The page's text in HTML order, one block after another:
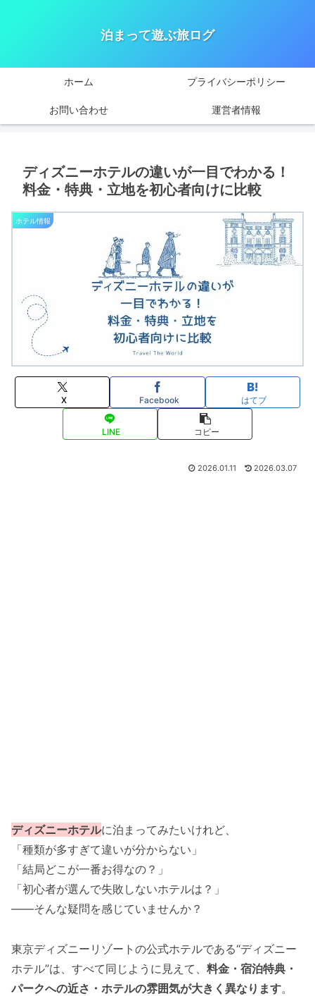
泊まって遊ぶ旅ログ
ホーム プライバシーポリシー
お問い合わせ 運営者情報
ディズニーホテルの違いが一目でわかる！
料金・特典・立地を初心者向けに比較
ホテル情報
X Facebook はてブ
LINE コピー
2026.01.11 2026.03.07
ディズニーホテルに泊まってみたいけれど、
「種類が多すぎて違いが分からない」
「結局どこが一番お得なの？」
「初心者が選んで失敗しないホテルは？」
――そんな疑問を感じていませんか？
東京ディズニーリゾートの公式ホテルである“ディズニー
ホテル”は、すべて同じように見えて、 料金・宿泊特典・
パークへの近さ・ホテルの雰囲気が大きく異なります。